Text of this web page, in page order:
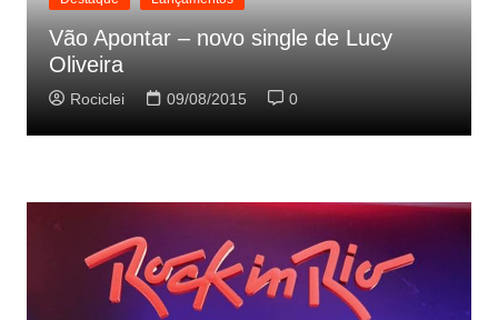
Vão Apontar – novo single de Lucy
Oliveira
Rociclei 09/08/2015 0